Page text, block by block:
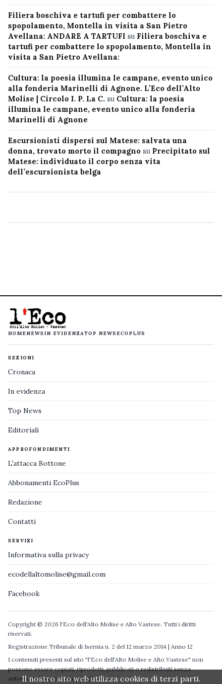
Filiera boschiva e tartufi per combattere lo
spopolamento, Montella in visita a San Pietro
Avellana: ANDARE A TARTUFI su Filiera boschiva e
tartufi per combattere lo spopolamento, Montella in
visita a San Pietro Avellana:
Cultura: la poesia illumina le campane, evento unico
alla fonderia Marinelli di Agnone. L’Eco dell’Alto
Molise | Circolo I. P. La C. su Cultura: la poesia
illumina le campane, evento unico alla fonderia
Marinelli di Agnone
Escursionisti dispersi sul Matese: salvata una
donna, trovato morto il compagno su Precipitato sul
Matese: individuato il corpo senza vita
dell’escursionista belga
HOMENEWS IN EVIDENZATOP NEWS ECOPLUS
SEZIONI
Cronaca
In evidenza
Top News
Editoriali
APPROFONDIMENTI
L'attacca Bottone
Abbonamenti EcoPlus
Redazione
Contatti
SERVIZI
Informativa sulla privacy
ecodellaltomolise@gmail.com
Facebook
Copyright © 2026 l'Eco dell'Alto Molise e Alto Vastese. Tutti i diritti
riservati.
Registrazione Tribunale di Isernia n. 2 del 12 marzo 2014 | Anno 12
I contenuti presenti sul sito "l'Eco dell'Alto Molise e Alto Vastese" non
possono essere copiati, riprodotti, pubblicati o redistribuiti senza
autorizzazione espressa degli autori.
Il nostro sito web utilizza cookies di terzi parti.